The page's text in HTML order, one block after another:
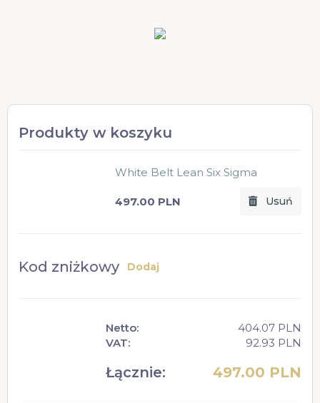
Produkty w koszyku
White Belt Lean Six Sigma
497.00 PLN Usuń
Kod zniżkowy Dodaj
Netto:
404.07 PLN
VAT:
92.93 PLN
Łącznie: 497.00 PLN